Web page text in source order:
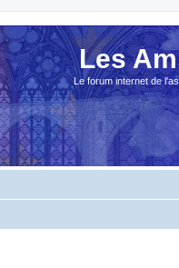
Les
Le forum internet de